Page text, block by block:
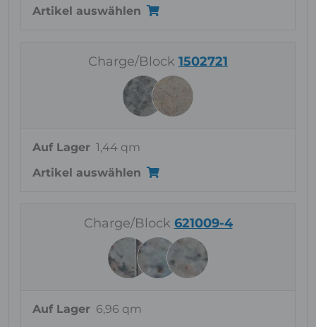
Artikel auswählen
Charge/Block 1502721
Auf Lager 1,44 qm
Artikel auswählen
Charge/Block 621009-4
Auf Lager 6,96 qm